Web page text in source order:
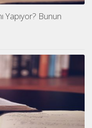
Yapıyor? Bunun